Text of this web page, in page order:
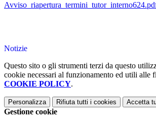
Notizie
Questo sito o gli strumenti terzi da questo
cookie necessari al funzionamento ed utili alle
COOKIE POLICY.
Personalizza Rifiuta tutti i cookies Accetta
Gestione cookie